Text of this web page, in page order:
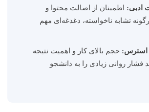
ادبی: اطمینان از اصالت محتوا و
تشابه ناخواسته، دغدغه‌ای مهم
استرس: حجم بالای کار و اهمیت نتیجه
فشار روانی زیادی را به دانشجو